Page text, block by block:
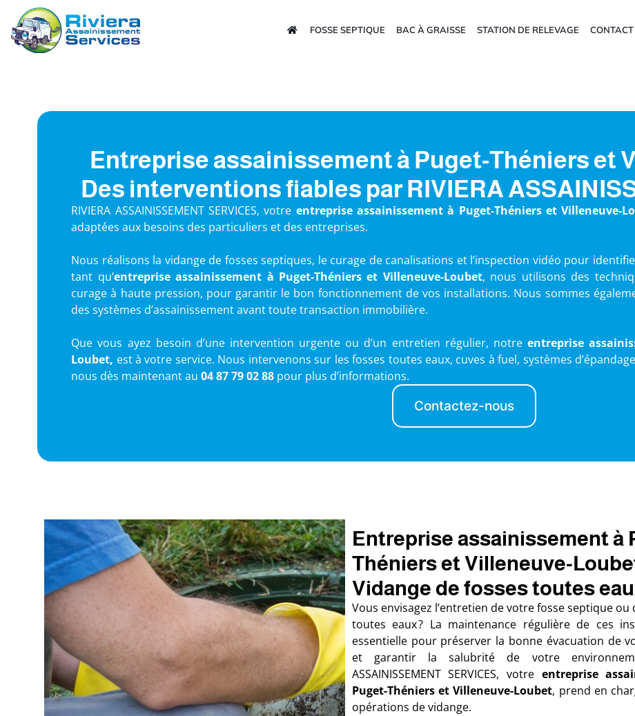
FOSSE SEPTIQUE BAC À GRAISSE STATION DE RELEVAGE CONTACT
Entreprise assainissement à Puget-Théniers et
Des interventions fiables par RIVIERA
RIVIERA ASSAINISSEMENT SERVICES, votre entreprise assainissement à Puget-Théniers et Villeneuve-
adaptées aux besoins des particuliers et des entreprises.
Nous réalisons la vidange de fosses septiques, le curage de canalisations et l’inspection vidéo pour
tant qu’entreprise assainissement à Puget-Théniers et Villeneuve-Loubet, nous utilisons des
curage à haute pression, pour garantir le bon fonctionnement de vos installations. Nous sommes
des systèmes d’assainissement avant toute transaction immobilière.
Que vous ayez besoin d’une intervention urgente ou d’un entretien régulier, notreentreprise
Loubet, est à votre service. Nous intervenons sur les fosses toutes eaux, cuves à fuel, systèmes
nous dès maintenant au04 87 79 02 88 pour plus d’informations.
Contactez-nous
Entreprise assainissement à
Théniers et Villeneuve-
Vidange de fosses toutes
Vous envisagez l’entretien de votre fosse septique ou
toutes eaux ? La maintenance régulière de ces
essentielle pour préserver la bonne évacuation de
et garantir la salubrité de votre
ASSAINISSEMENT SERVICES, votre entreprise
Puget-Théniers et Villeneuve-Loubet, prend en
opérations de vidange.